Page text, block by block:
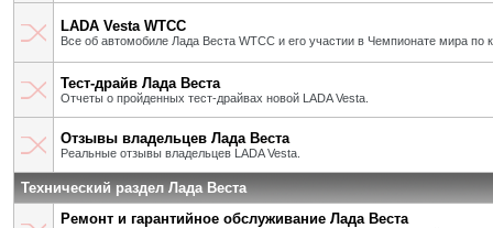
LADA Vesta WTCC
Все об автомобиле Лада Веста WTCC и его участии в Чемпионате мира по
Тест-драйв Лада Веста
Отчеты о пройденных тест-драйвах новой LADA Vesta.
Отзывы владельцев Лада Веста
Реальные отзывы владельцев LADA Vesta.
Технический раздел Лада Веста
Ремонт и гарантийное обслуживание Лада Веста